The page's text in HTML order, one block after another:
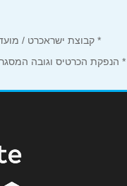
* קבוצת ישראכרט /
* הנפקת הכרטיס וגובה